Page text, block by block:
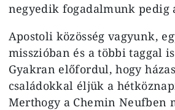
negyedik fogadalmunk pedig
Apostoli közösség vagyunk,
misszióban és a többi taggal
Gyakran előfordul, hogy
családokkal éljük a
Merthogy a Chemin Neufben